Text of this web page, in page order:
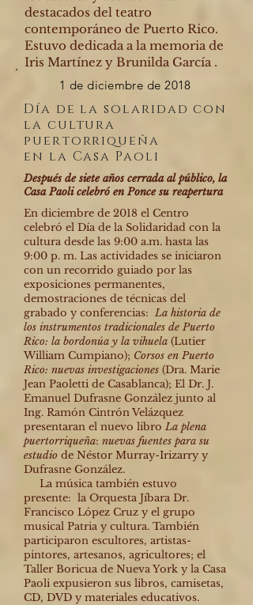
destacados del teatro
contemporáneo de Puerto Rico.
Estuvo dedicada a la memoria de
Iris Martínez y Brunilda García .
1 de diciembre de 2018
Día de la solaridad con
la cultura
puertorriqueña
en la Casa Paoli
Después de siete años cerrada al público, la
Casa Paoli celebró en Ponce su reapertura
En diciembre de 2018 el Centro
celebró el Día de la Solidaridad con la
cultura desde las 9:00 a.m. hasta las
9:00 p. m. Las actividades se iniciaron
con un recorrido guiado por las
exposiciones permanentes,
demostraciones de técnicas del
grabado y conferencias: La historia de
los instrumentos tradicionales de Puerto
Rico: la bordonúa y la vihuela (Lutier
William Cumpiano); Corsos en Puerto
Rico: nuevas investigaciones (Dra. Marie
Jean Paoletti de Casablanca); El Dr. J.
Emanuel Dufrasne González junto al
Ing. Ramón Cintrón Velázquez
presentaran el nuevo libro La plena
puertorriqueña: nuevas fuentes para su
estudio de Néstor Murray-Irizarry y
Dufrasne González.
La música también estuvo
presente: la Orquesta Jíbara Dr.
Francisco López Cruz y el grupo
musical Patria y cultura. También
participaron escultores, artistas-
pintores, artesanos, agricultores; el
Taller Boricua de Nueva York y la Casa
Paoli expusieron sus libros, camisetas,
CD, DVD y materiales educativos.